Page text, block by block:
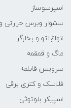
اسپرسوساز
سشوار وبرس حرارتی
انواع اتو و بخارگر
ماگ و قمقمه
سرویس قابلمه
فلاسک و کتری برقی
اسپیکر بلوتوثی